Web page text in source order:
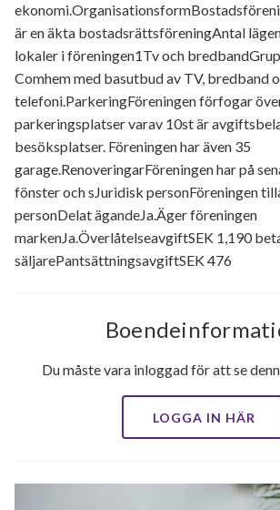
är en äkta bostadsrättsföreningAntal
lokaler i föreningen1Tv och
Comhem med basutbud av TV, bredband
telefoni.ParkeringFöreningen förfogar
parkeringsplatser varav 10st är
besöksplatser. Föreningen har även 35
garage.RenoveringarFöreningen har på
fönster och sJuridisk personFöreningen
personDelat ägandeJa.Äger föreningen
markenJa.ÖverlåtelseavgiftSEK 1,190
säljarePantsättningsavgiftSEK 476
Du måste vara inloggad för att se
LOGGA IN HÄR